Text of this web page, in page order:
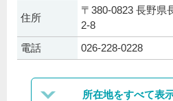
住所
〒380-0823 長野県
2-8
電話 026-228-0228
所在地をすべて表